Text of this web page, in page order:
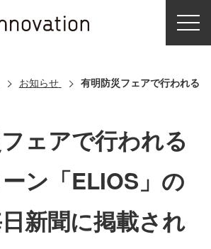
導入事例
コアテクノロジー
ウドモビリティ研究所
お知らせ 有明防災フェアで行われる
ェアで行われる
ン「ELIOS」の
新聞に掲載され